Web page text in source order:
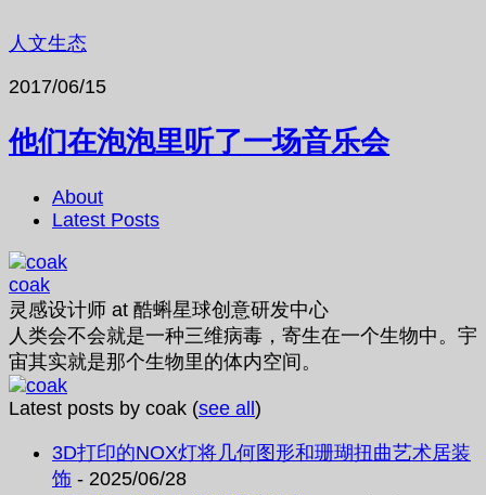
人文生态
2017/06/15
他们在泡泡里听了一场音乐会
About
Latest Posts
coak
灵感设计师 at 酷蝌星球创意研发中心
人类会不会就是一种三维病毒，寄生在一个生物中。宇
宙其实就是那个生物里的体内空间。
Latest posts by coak (see all)
3D打印的NOX灯将几何图形和珊瑚扭曲艺术居装
饰 - 2025/06/28